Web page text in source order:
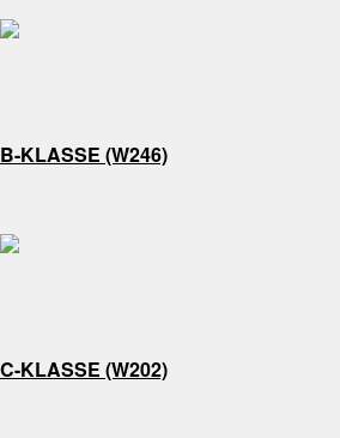
B-KLASSE (W246)
C-KLASSE (W202)